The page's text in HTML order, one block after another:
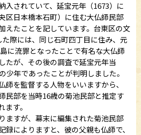
入されていて、延宝元年（1673）に
区日本橋本石町）に住む大仏師民部
えたことを記しています。台東区の文
際には、同じ石町四丁目に住み、元
に流罪となったことで有名な大仏師
たが、その後の調査で延宝元年当
少年であったことが判明しました。
師を監督する人物をいいますから、
民部を当時16歳の菊池民部と推定す
す。
ますが、幕末に編集された菊池民部
録によりますと、彼の父親も仏師で、